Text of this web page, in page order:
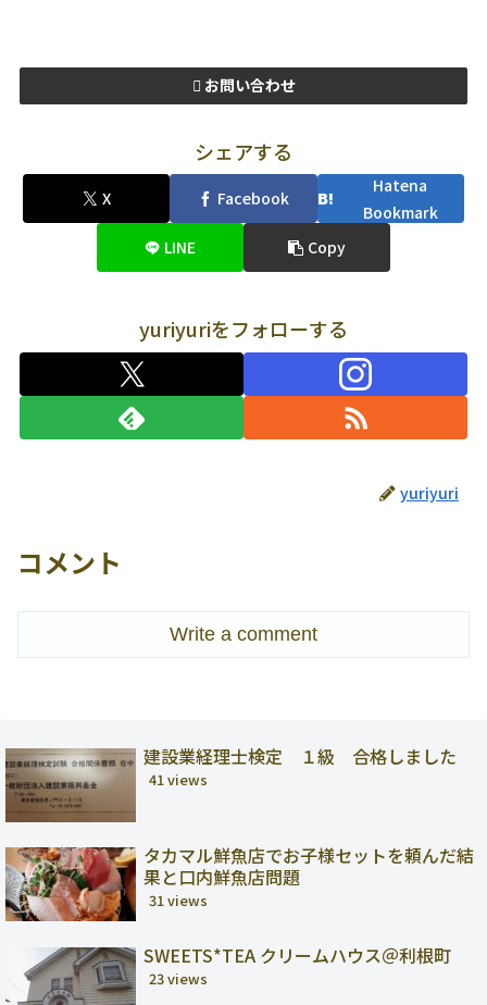
お問い合わせ
シェアする
X Facebook
Hatena
Bookmark
LINE
Copy
yuriyuriをフォローする
yuriyuri
コメント
Write a comment
建設業経理士検定 １級 合格しました
41 views
タカマル鮮魚店でお子様セットを頼んだ結
果と口内鮮魚店問題
31 views
SWEETS*TEA クリームハウス＠利根町
23 views